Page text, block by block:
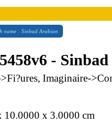
name : Sinbad Arabian
-
Imaginaire-
10.0000 x 3.0000 cm